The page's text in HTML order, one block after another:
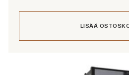
LISÄÄ